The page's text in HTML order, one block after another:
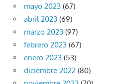
mayo 2023 (67)
abril 2023 (69)
marzo 2023 (97)
febrero 2023 (67)
enero 2023 (53)
diciembre 2022 (80)